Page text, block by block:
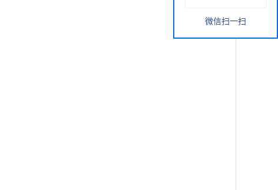
微信扫一扫